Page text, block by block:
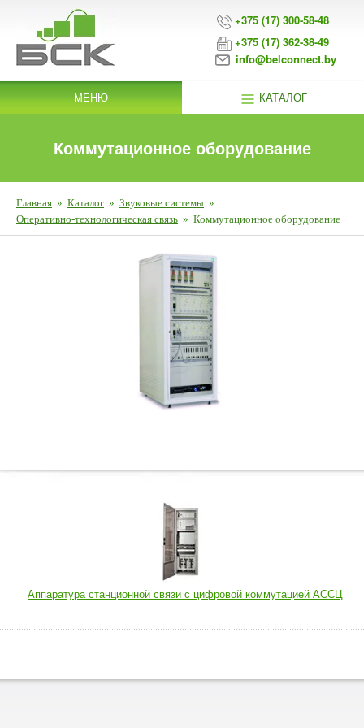
+375 (17) 300-58-48
+375 (17) 362-38-49
info@belconnect.by
МЕНЮ КАТАЛОГ
Коммутационное оборудование
Главная » Каталог » Звуковые системы »
Оперативно-технологическая связь » Коммутационное оборудование
Аппаратура станционной связи с цифровой коммутацией АССЦ